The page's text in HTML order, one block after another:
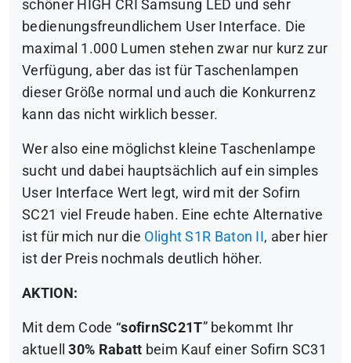
schöner HIGH CRI Samsung LED und sehr
bedienungsfreundlichem User Interface. Die
maximal 1.000 Lumen stehen zwar nur kurz zur
Verfügung, aber das ist für Taschenlampen
dieser Größe normal und auch die Konkurrenz
kann das nicht wirklich besser.
Wer also eine möglichst kleine Taschenlampe
sucht und dabei hauptsächlich auf ein simples
User Interface Wert legt, wird mit der Sofirn
SC21 viel Freude haben. Eine echte Alternative
ist für mich nur die Olight S1R Baton II , aber hier
ist der Preis nochmals deutlich höher.
AKTION:
Mit dem Code “sofirnSC21T” bekommt Ihr
aktuell30% Rabatt beim Kauf einer Sofirn SC31